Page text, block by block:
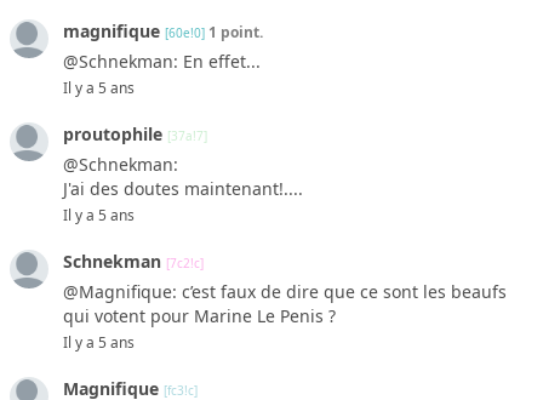
magnifique [60e!0] 1 point.
@Schnekman: En effet...
Il y a 5 ans
proutophile [37a!7]
@Schnekman:
J'ai des doutes maintenant!....
Il y a 5 ans
Schnekman [7c2!c]
@Magnifique: c’est faux de dire que ce sont les beaufs
qui votent pour Marine Le Penis ?
Il y a 5 ans
Magnifique [fc3!c]